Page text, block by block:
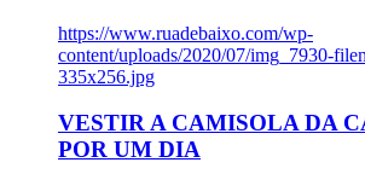
https://www.ruadebaixo.com/wp-
content/uploads/2020/07/img_7930-
335x256.jpg
VESTIR A CAMISOLA DA
POR UM DIA